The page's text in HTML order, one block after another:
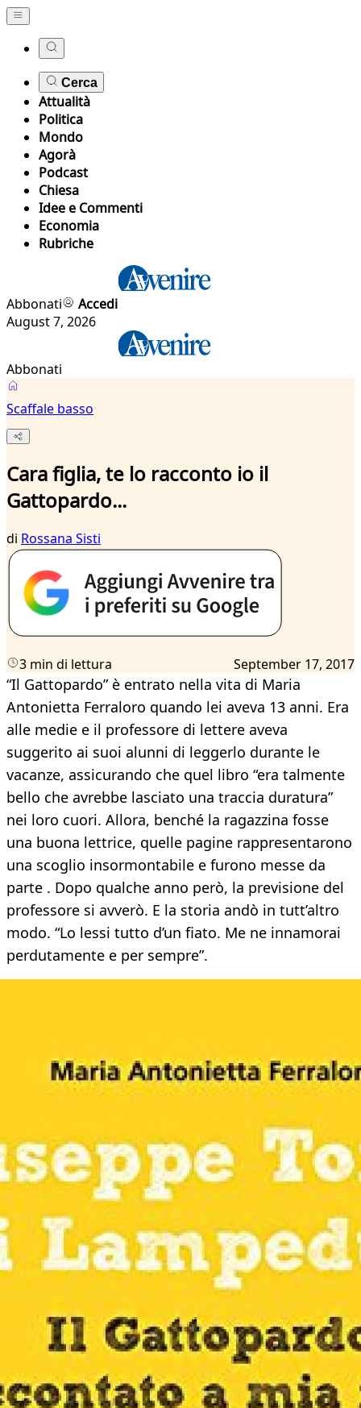
Cerca
Attualità
Politica
Mondo
Agorà
Podcast
Chiesa
Idee e Commenti
Economia
Rubriche
Abbonati
Accedi
August 7, 2026
Abbonati
Scaffale basso
Cara figlia, te lo racconto io il
Gattopardo...
di Rossana Sisti
3 min di lettura September 17, 2017
“Il Gattopardo” è entrato nella vita di Maria
Antonietta Ferraloro quando lei aveva 13 anni. Era
alle medie e il professore di lettere aveva
suggerito ai suoi alunni di leggerlo durante le
vacanze, assicurando che quel libro “era talmente
bello che avrebbe lasciato una traccia duratura”
nei loro cuori. Allora, benché la ragazzina fosse
una buona lettrice, quelle pagine rappresentarono
una scoglio insormontabile e furono messe da
parte . Dopo qualche anno però, la previsione del
professore si avverò. E la storia andò in tutt’altro
modo. “Lo lessi tutto d’un fiato. Me ne innamorai
perdutamente e per sempre”.